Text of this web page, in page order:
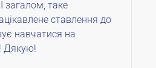
загалом, таке
ставлення до
навчатися на
Дякую!